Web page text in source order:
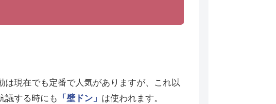
現在でも定番で人気がありますが、これ以
議する時にも
「壁ドン」 は使われます。